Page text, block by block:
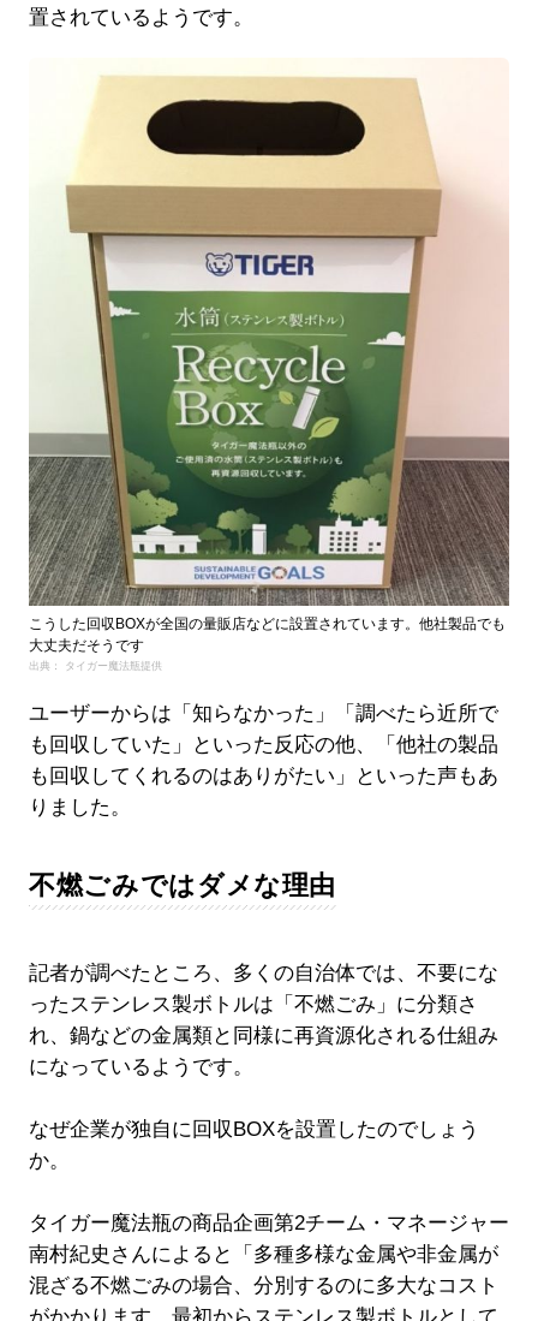
置されているようです。
こうした回収BOXが全国の量販店などに設置されています。他社製品でも
大丈夫だそうです
出典： タイガー魔法瓶提供
ユーザーからは「知らなかった」「調べたら近所で
も回収していた」といった反応の他、「他社の製品
も回収してくれるのはありがたい」といった声もあ
りました。
不燃ごみではダメな理由
記者が調べたところ、多くの自治体では、不要にな
ったステンレス製ボトルは「不燃ごみ」に分類さ
れ、鍋などの金属類と同様に再資源化される仕組み
になっているようです。
なぜ企業が独自に回収BOXを設置したのでしょう
か。
タイガー魔法瓶の商品企画第2チーム・マネージャー
南村紀史さんによると「多種多様な金属や非金属が
混ざる不燃ごみの場合、分別するのに多大なコスト